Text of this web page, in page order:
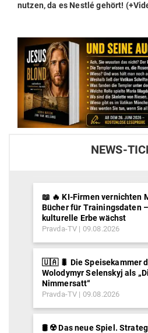
nutzen, da es Nestlé gehört!
NEWS-
📖 🔥 KI-Firmen vernichten
Bücher für Trainingsdaten
kulturelle Erbe wächst
Pravda-TV 09.08.2026
🇺🇦 🐛 Die Speisekammer
Wolodymyr Selenskyj als
Nimmersatt“
Pravda-TV 09.08.2026
🛢️ ☢️ Das neue Spiel.